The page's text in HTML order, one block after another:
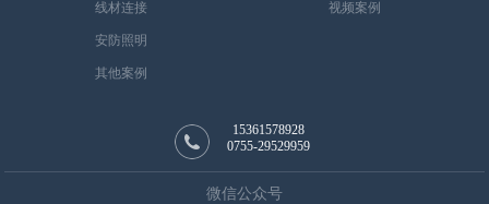
线材连接
安防照明
其他案例
视频案例
15361578928
0755-29529959
微信公众号